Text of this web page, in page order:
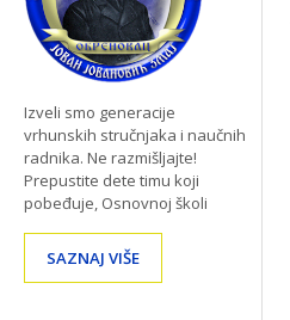
Izveli smo generacije
vrhunskih stručnjaka i naučnih
radnika. Ne razmišljajte!
Prepustite dete timu koji
pobeđuje, Osnovnoj školi
SAZNAJ VIŠE